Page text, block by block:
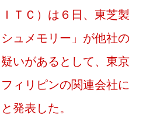
ＴＣ）は６日、東芝製
ュメモリー」が他社の
いがあるとして、東京
ィリピンの関連会社に
発表した。